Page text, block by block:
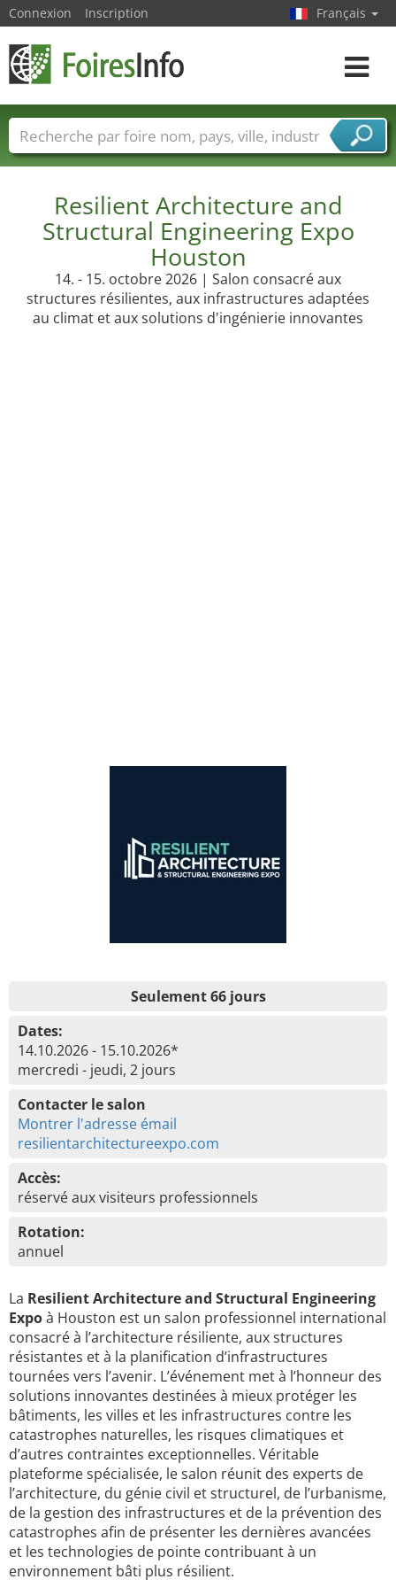
Resilient Architecture and
Structural Engineering Expo
Houston
14. - 15. octobre 2026 | Salon consacré aux
structures résilientes, aux infrastructures adaptées
au climat et aux solutions d'ingénierie innovantes
Seulement 66 jours
Dates:
14.10.2026 - 15.10.2026*
mercredi - jeudi, 2 jours
Contacter le salon
Montrer l'adresse émail
resilientarchitectureexpo.com
Accès:
réservé aux visiteurs professionnels
Rotation:
annuel
La Resilient Architecture and Structural Engineering
Expoà Houston est un salon professionnel international
consacré à l’architecture résiliente, aux structures
résistantes et à la planification d’infrastructures
tournées vers l’avenir. L’événement met à l’honneur des
solutions innovantes destinées à mieux protéger les
bâtiments, les villes et les infrastructures contre les
catastrophes naturelles, les risques climatiques et
d’autres contraintes exceptionnelles. Véritable
plateforme spécialisée, le salon réunit des experts de
l’architecture, du génie civil et structurel, de l’urbanisme,
de la gestion des infrastructures et de la prévention des
catastrophes afin de présenter les dernières avancées
et les technologies de pointe contribuant à un
environnement bâti plus résilient.
Connexion Inscription Français
Toggle
Foire noms Pays Villes
Secteurs de foire